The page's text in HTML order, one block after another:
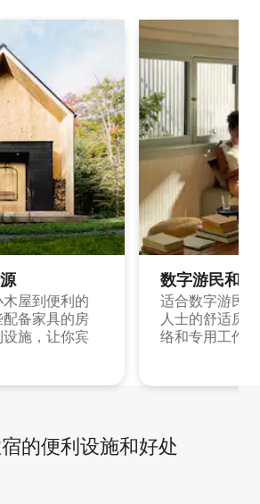
屋到便利的
备家具的房
施，让你宾
数字游民和
适合数字游民
人士的舒适房
络和专用工作
的便利设施和好处